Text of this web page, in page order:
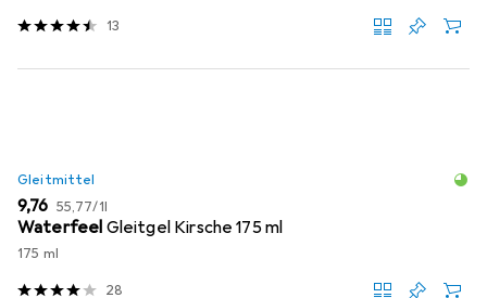
13
Gleitmittel
EUR
9,76 EUR
55,77/1l
Waterfeel Gleitgel Kirsche 175 ml
175 ml
28